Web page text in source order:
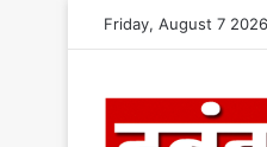
Friday, August 7 2026